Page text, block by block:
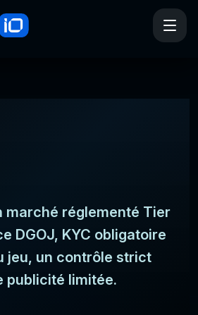
marché réglementé Tier
DGOJ, KYC obligatoire
jeu, un contrôle strict
publicité limitée.